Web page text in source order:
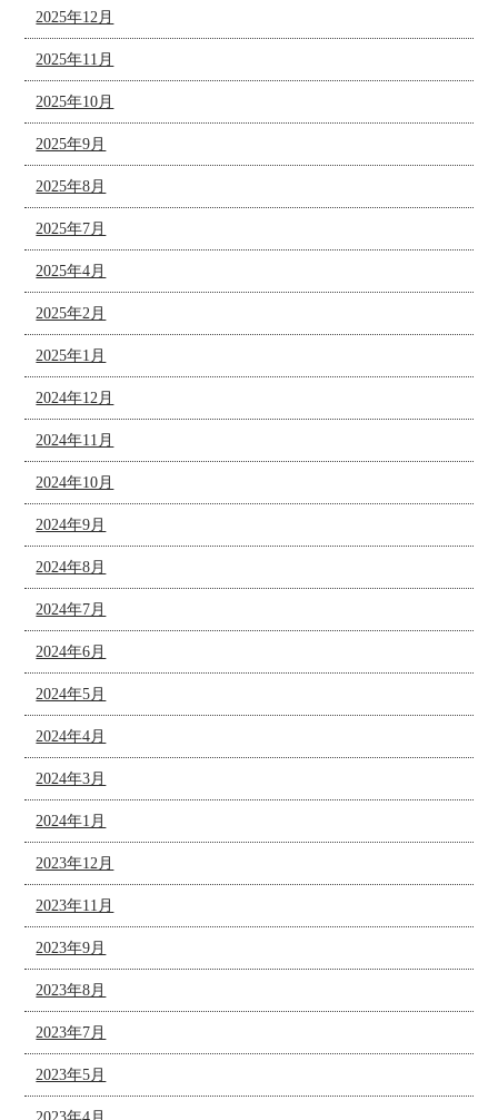
2025年12月
2025年11月
2025年10月
2025年9月
2025年8月
2025年7月
2025年4月
2025年2月
2025年1月
2024年12月
2024年11月
2024年10月
2024年9月
2024年8月
2024年7月
2024年6月
2024年5月
2024年4月
2024年3月
2024年1月
2023年12月
2023年11月
2023年9月
2023年8月
2023年7月
2023年5月